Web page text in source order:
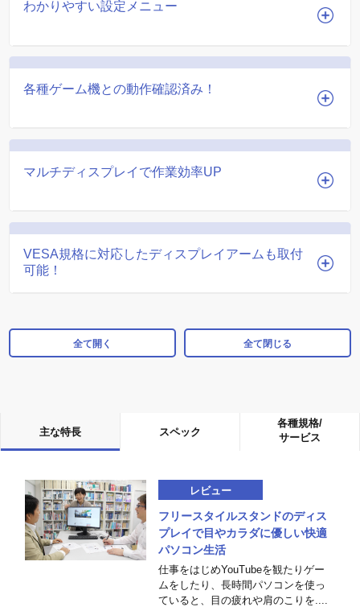
わかりやすい設定メニュー
各種ゲーム機との動作確認済み！
マルチディスプレイで作業効率UP
VESA規格に対応したディスプレイアームも取付
可能！
全て開く 全て閉じる
主な特長 スペック
各種規格/
サービス
レビュー
フリースタイルスタンドのディス
プレイで目やカラダに優しい快適
パソコン生活
仕事をはじめYouTubeを観たりゲー
ムをしたり、長時間パソコンを使っ
ていると、目の疲れや肩のこりを....